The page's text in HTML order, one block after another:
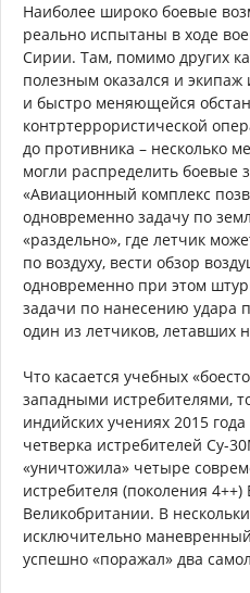
Наиболее широко боевые
реально испытаны в ходе
Сирии. Там, помимо других
полезным оказался и экипаж
и быстро меняющейся
контртеррористической
до противника – несколько
могли распределить боевые
«Авиационный комплекс
одновременно задачу по
«раздельно», где летчик
по воздуху, вести обзор
одновременно при этом
задачи по нанесению удара
один из летчиков, летавших
Что касается учебных
западными истребителями,
индийских учениях 2015
четверка истребителей Су-
«уничтожила» четыре
истребителя (поколения
Великобритании. В
исключительно
успешно «поражал» два